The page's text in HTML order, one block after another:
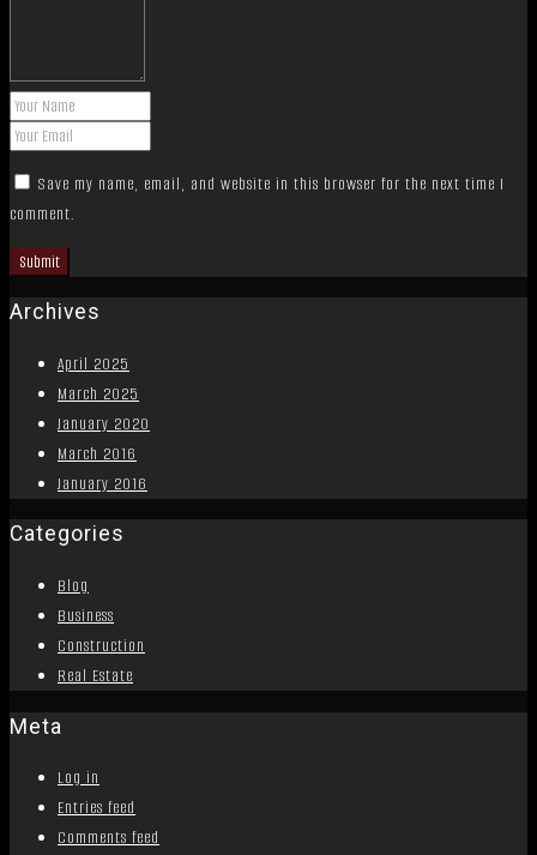
Save my name, email, and website in this browser for the next time I
comment.
Archives
April 2025
March 2025
January 2020
March 2016
January 2016
Categories
Blog
Business
Construction
Real Estate
Meta
Log in
Entries feed
Comments feed